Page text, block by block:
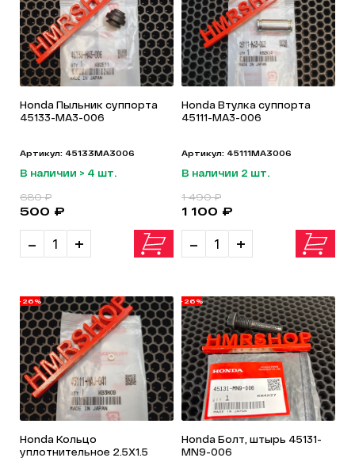
Honda Пыльник суппорта
45133-MA3-006
Артикул: 45133MA3006
В наличии > 4 шт.
- +
500 ₽
680 ₽
Honda Втулка суппорта
45111-MA3-006
Артикул: 45111MA3006
В наличии 2 шт.
- +
1 100 ₽
1 490 ₽
-26%
Honda Кольцо
уплотнительное 2.5X1.5
-26%
Honda Болт, штырь 45131-
MN9-006